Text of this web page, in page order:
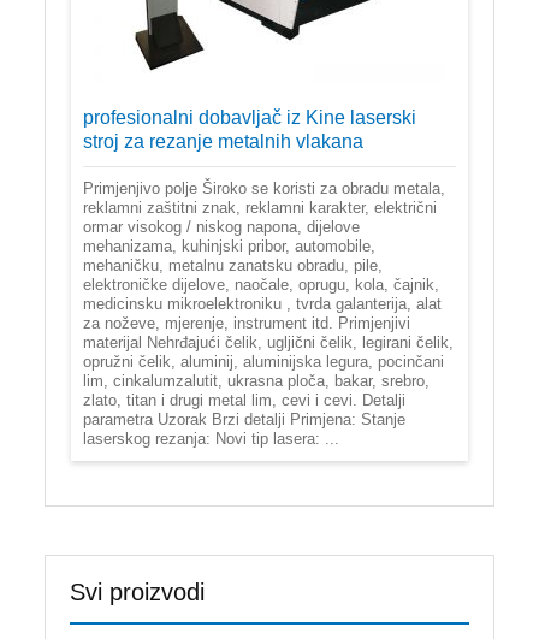
profesionalni dobavljač iz Kine laserski
stroj za rezanje metalnih vlakana
Primjenjivo polje Široko se koristi za obradu metala,
reklamni zaštitni znak, reklamni karakter, električni
ormar visokog / niskog napona, dijelove
mehanizama, kuhinjski pribor, automobile,
mehaničku, metalnu zanatsku obradu, pile,
elektroničke dijelove, naočale, oprugu, kola, čajnik,
medicinsku mikroelektroniku , tvrda galanterija, alat
za noževe, mjerenje, instrument itd. Primjenjivi
materijal Nehrđajući čelik, ugljični čelik, legirani čelik,
opružni čelik, aluminij, aluminijska legura, pocinčani
lim, cinkalumzalutit, ukrasna ploča, bakar, srebro,
zlato, titan i drugi metal lim, cevi i cevi. Detalji
parametra Uzorak Brzi detalji Primjena: Stanje
laserskog rezanja: Novi tip lasera: ...
Svi proizvodi